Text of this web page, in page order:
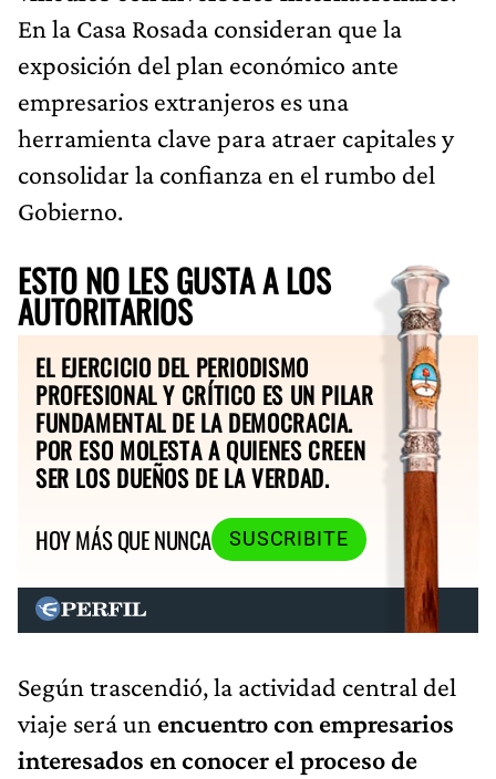
En la Casa Rosada consideran que la
exposición del plan económico ante
empresarios extranjeros es una
herramienta clave para atraer capitales y
consolidar la confianza en el rumbo del
Gobierno.
ESTO NO LES GUSTA A LOS
AUTORITARIOS
EL EJERCICIO DEL PERIODISMO
PROFESIONAL Y CRÍTICO ES UN PILAR
FUNDAMENTAL DE LA DEMOCRACIA.
POR ESO MOLESTA A QUIENES CREEN
SER LOS DUEÑOS DE LA VERDAD.
HOY MÁS QUE NUNCA
SUSCRIBITE
Según trascendió, la actividad central del
viaje será un encuentro con empresarios
interesados en conocer el proceso de